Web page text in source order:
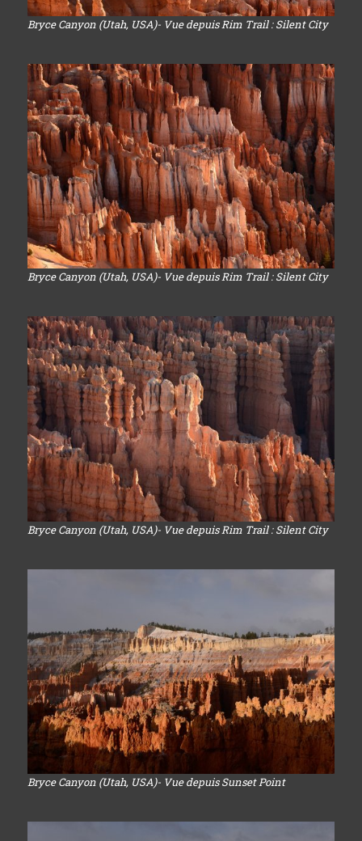
Bryce Canyon (Utah, USA)- Vue depuis Rim Trail : Silent City
Bryce Canyon (Utah, USA)- Vue depuis Rim Trail : Silent City
Bryce Canyon (Utah, USA)- Vue depuis Rim Trail : Silent City
Bryce Canyon (Utah, USA)- Vue depuis Sunset Point